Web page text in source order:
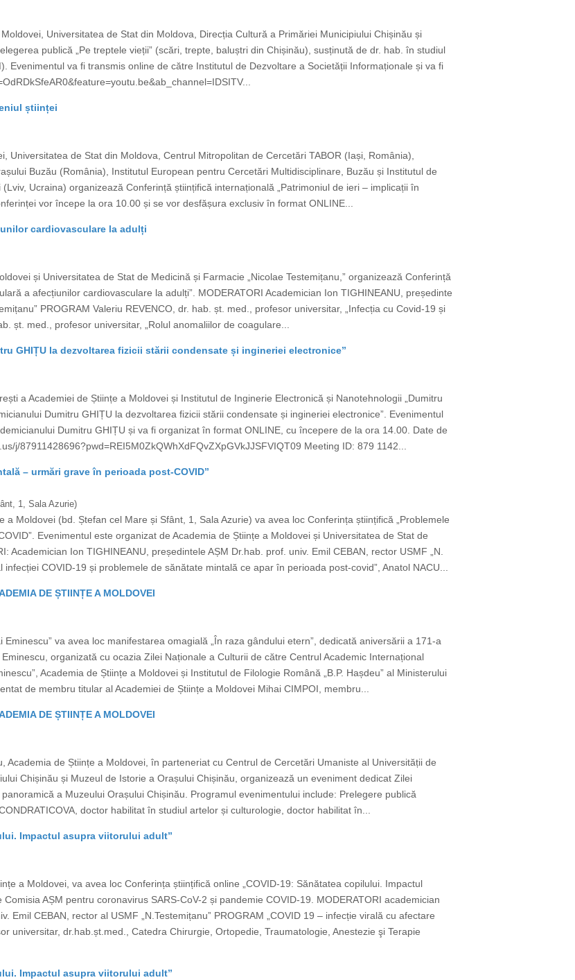
Universitatea de Stat din Moldova, Direcția Cultură a Primăriei Municipiului Chișinău și
publică „Pe treptele vieții” (scări, trepte, baluștri din Chișinău), susținută de dr. hab. în studiul
Evenimentul va fi transmis online de către Institutul de Dezvoltare a Societății Informaționale și va fi
științei
Universitatea de Stat din Moldova, Centrul Mitropolitan de Cercetări TABOR (Iași, România),
Buzău (România), Institutul European pentru Cercetări Multidisciplinare, Buzău și Institutul de
Ucraina) organizează Conferință științifică internațională „Patrimoniul de ieri – implicații în
vor începe la ora 10.00 și se vor desfășura exclusiv în format ONLINE...
cardiovasculare la adulți
și Universitatea de Stat de Medicină și Farmacie „Nicolae Testemițanu,” organizează Conferință
a afecțiunilor cardiovasculare la adulți”. MODERATORI Academician Ion TIGHINEANU, președinte
PROGRAM Valeriu REVENCO, dr. hab. șt. med., profesor universitar, „Infecția cu Covid-19 și
șt. med., profesor universitar, „Rolul anomaliilor de coagulare...
GHIȚU la dezvoltarea fizicii stării condensate și ingineriei electronice”
a Academiei de Științe a Moldovei și Institutul de Inginerie Electronică și Nanotehnologii „Dumitru
Dumitru GHIȚU la dezvoltarea fizicii stării condensate și ingineriei electronice”. Evenimentul
Dumitru GHIȚU și va fi organizat în format ONLINE, cu începere de la ora 14.00. Date de
j/87911428696?pwd=REI5M0ZkQWhXdFQvZXpGVkJJSFVIQT09 Meeting ID: 879 1142...
– urmări grave în perioada post-COVID”
1, Sala Azurie)
Moldovei (bd. Ștefan cel Mare și Sfânt, 1, Sala Azurie) va avea loc Conferința științifică „Problemele
Evenimentul este organizat de Academia de Științe a Moldovei și Universitatea de Stat de
Academician Ion TIGHINEANU, președintele AȘM Dr.hab. prof. univ. Emil CEBAN, rector USMF „N.
COVID-19 și problemele de sănătate mintală ce apar în perioada post-covid”, Anatol NACU...
DE ȘTIINȚE A MOLDOVEI
va avea loc manifestarea omagială „În raza gândului etern”, dedicată aniversării a 171-a
organizată cu ocazia Zilei Naționale a Culturii de către Centrul Academic Internațional
Academia de Științe a Moldovei și Institutul de Filologie Română „B.P. Hașdeu” al Ministerului
de membru titular al Academiei de Științe a Moldovei Mihai CIMPOI, membru...
DE ȘTIINȚE A MOLDOVEI
Academia de Științe a Moldovei, în parteneriat cu Centrul de Cercetări Umaniste al Universității de
Chișinău și Muzeul de Istorie a Orașului Chișinău, organizează un eveniment dedicat Zilei
a Muzeului Orașului Chișinău. Programul evenimentului include: Prelegere publică
doctor habilitat în studiul artelor și culturologie, doctor habilitat în...
Impactul asupra viitorului adult”
a Moldovei, va avea loc Conferința științifică online „COVID-19: Sănătatea copilului. Impactul
AȘM pentru coronavirus SARS-CoV-2 și pandemie COVID-19. MODERATORI academician
Emil CEBAN, rector al USMF „N.Testemițanuˮ PROGRAM „COVID 19 – infecție virală cu afectare
universitar, dr.hab.șt.med., Catedra Chirurgie, Ortopedie, Traumatologie, Anestezie şi Terapie
Impactul asupra viitorului adult”